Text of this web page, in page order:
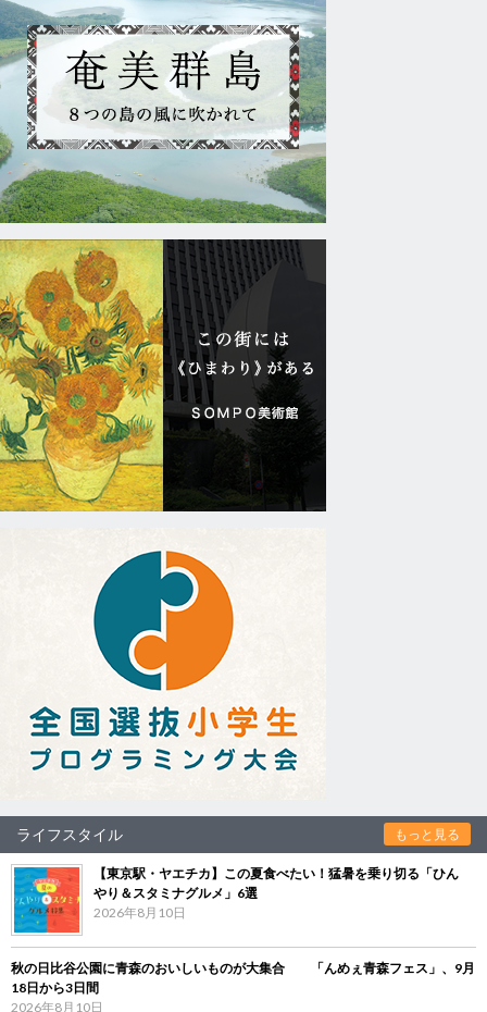
ライフスタイル もっと見る
【東京駅・ヤエチカ】この夏食べたい！猛暑を乗り切る「ひん
やり＆スタミナグルメ」6選
2026年8月10日
秋の日比谷公園に青森のおいしいものが大集合 「んめぇ青森フェス」、9月
18日から3日間
2026年8月10日